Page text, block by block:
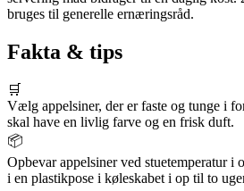
bruges til generelle ernæringsråd.
Fakta & tips
🛒
Vælg appelsiner, der er faste og tunge i
skal have en livlig farve og en frisk duft.
📦
Opbevar appelsiner ved stuetemperatur i
i en plastikpose i køleskabet i op til to